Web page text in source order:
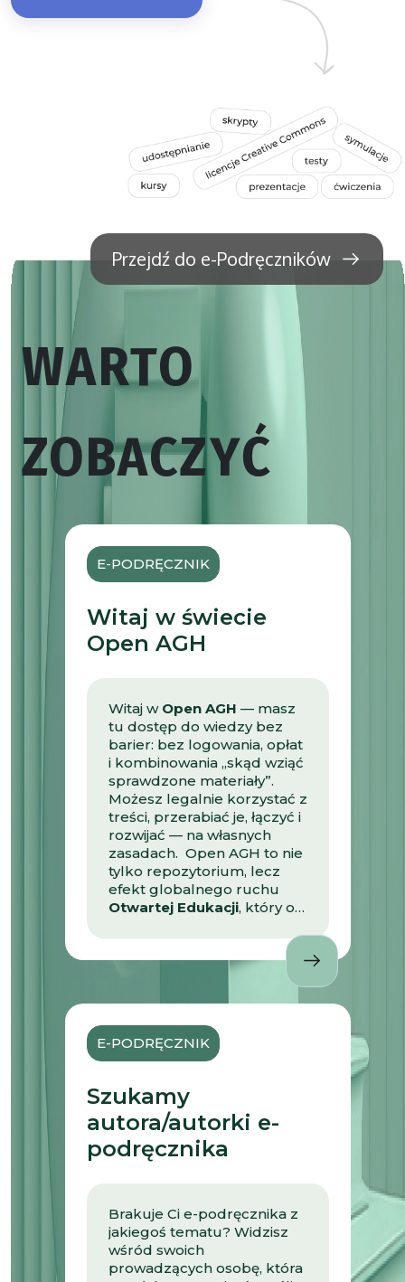
WARTO
ZOBACZYĆ
E-PODRĘCZNIK
Witaj w świecie
Open AGH
Witaj w Open AGH — masz
tu dostęp do wiedzy bez
barier: bez logowania, opłat
i kombinowania „skąd wziąć
sprawdzone materiały”.
Możesz legalnie korzystać z
treści, przerabiać je, łączyć i
rozwijać — na własnych
zasadach. Open AGH to nie
tylko repozytorium, lecz
efekt globalnego ruchu
Otwartej Edukacji, który od
wiedzą. Dzięki licencjom
wykorzystywać na zajęciach,
uczyć się z nich
je i tworzyć własne wersje
dopasowane do swoich
potrzeb. Znajdziesz tu
mnóstwootwartych
zasobów: ćwiczenia, kursy,
testy i webinary –
uporządkowane w
kategorie tematyczne. Ale
to dopiero początek!
E-PODRĘCZNIK
Szukamy
autora/autorki e-
podręcznika
Brakuje Ci e-podręcznika z
jakiegoś tematu? Widzisz
wśród swoich
prowadzących osobę, która
Przejdź do e-Podręczników